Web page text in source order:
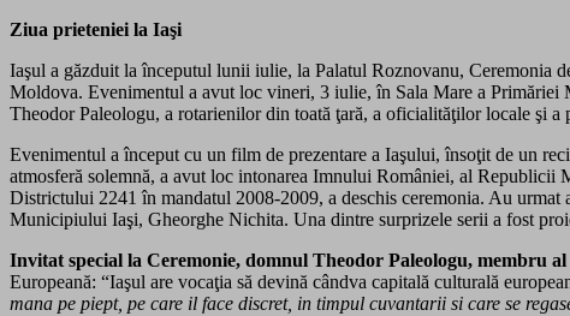
Ziua prieteniei la Iaşi
Iaşul a găzduit la începutul lunii iulie, la Palatul Roznovanu, Ceremonia
Moldova. Evenimentul a avut loc vineri, 3 iulie, în Sala Mare a
Theodor Paleologu, a rotarienilor din toată ţară, a oficialităţilor locale şi a
Evenimentul a început cu un film de prezentare a Iaşului, însoţit de un
atmosferă solemnă, a avut loc intonarea Imnului României, al
Districtului 2241 în mandatul 2008-2009, a deschis ceremonia. Au
Municipiului Iaşi, Gheorghe Nichita. Una dintre surprizele serii a fost
Invitat special la Ceremonie, domnul Theodor Paleologu, membru
Europeană: “Iaşul are vocaţia să devină cândva capitală culturală
mana pe piept, pe care il face discret, in timpul cuvantarii si care se